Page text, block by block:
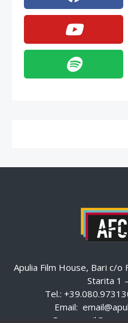
Apulia Film House, Bari c/
Starita 1
Tel.:
Email:
Pec: